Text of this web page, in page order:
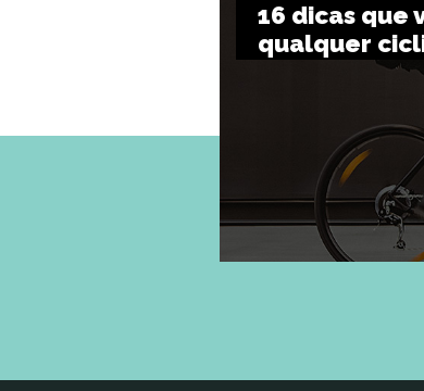
16 dicas que
qualquer